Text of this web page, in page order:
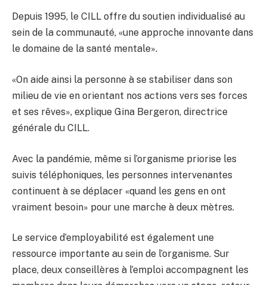
Depuis 1995, le CILL offre du soutien individualisé au
sein de la communauté, «une approche innovante dans
le domaine de la santé mentale».
«On aide ainsi la personne à se stabiliser dans son
milieu de vie en orientant nos actions vers ses forces
et ses rêves», explique Gina Bergeron, directrice
générale du CILL.
Avec la pandémie, même si l’organisme priorise les
suivis téléphoniques, les personnes intervenantes
continuent à se déplacer «quand les gens en ont
vraiment besoin» pour une marche à deux mètres.
Le service d’employabilité est également une
ressource importante au sein de l’organisme. Sur
place, deux conseillères à l’emploi accompagnent les